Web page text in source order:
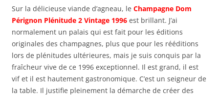
Sur la délicieuse viande d’agneau, le Champagne Dom
Pérignon Plénitude 2 Vintage 1996 est brillant. J’ai
normalement un palais qui est fait pour les éditions
originales des champagnes, plus que pour les rééditions
lors de plénitudes ultérieures, mais je suis conquis par la
fraîcheur vive de ce 1996 exceptionnel. Il est grand, il est
vif et il est hautement gastronomique. C’est un seigneur de
la table. Il justifie pleinement la démarche de créer des